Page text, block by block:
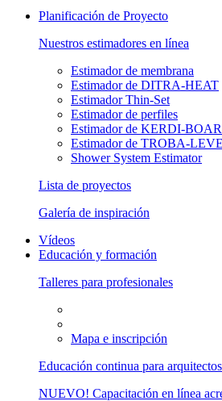
Planificación de Proyecto
Nuestros estimadores en línea
Estimador de membrana
Estimador de DITRA-HEAT
Estimador Thin-Set
Estimador de perfiles
Estimador de KERDI-
Estimador de TROBA-
Shower System Estimator
Lista de proyectos
Galería de inspiración
Vídeos
Educación y formación
Talleres para profesionales
Mapa e inscripción
Educación continua para
NUEVO! Capacitación en línea